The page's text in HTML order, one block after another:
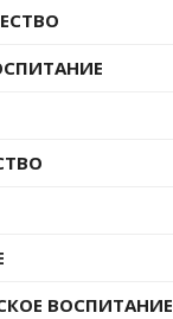
ВОСПИТАНИЕ